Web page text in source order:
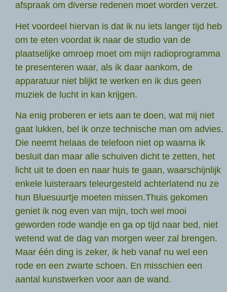
afspraak om diverse redenen moet worden verzet.
Het voordeel hiervan is dat ik nu iets langer tijd heb
om te eten voordat ik naar de studio van de
plaatselijke omroep moet om mijn radioprogramma
te presenteren waar, als ik daar aankom, de
apparatuur niet blijkt te werken en ik dus geen
muziek de lucht in kan krijgen.
Na enig proberen er iets aan te doen, wat mij niet
gaat lukken, bel ik onze technische man om advies.
Die neemt helaas de telefoon niet op waarna ik
besluit dan maar alle schuiven dicht te zetten, het
licht uit te doen en naar huis te gaan, waarschijnlijk
enkele luisteraars teleurgesteld achterlatend nu ze
hun Bluesuurtje moeten missen.Thuis gekomen
geniet ik nog even van mijn, toch wel mooi
geworden rode wandje en ga op tijd naar bed, niet
wetend wat de dag van morgen weer zal brengen.
Maar één ding is zeker, ik heb vanaf nu wel een
rode en een zwarte schoen. En misschien een
aantal kunstwerken voor aan de wand.